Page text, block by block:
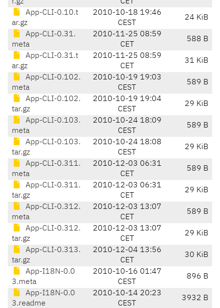
App-CLI-0.10.t
ar.gz
2010-10-18 19:46
CEST
24 KiB
App-CLI-0.31.
meta
2010-11-25 08:59
CET
588 B
App-CLI-0.31.t
ar.gz
2010-11-25 08:59
CET
31 KiB
App-CLI-0.102.
meta
2010-10-19 19:03
CEST
589 B
App-CLI-0.102.
tar.gz
2010-10-19 19:04
CEST
29 KiB
App-CLI-0.103.
meta
2010-10-24 18:09
CEST
589 B
App-CLI-0.103.
tar.gz
2010-10-24 18:08
CEST
29 KiB
App-CLI-0.311.
meta
2010-12-03 06:31
CET
589 B
App-CLI-0.311.
tar.gz
2010-12-03 06:31
CET
29 KiB
App-CLI-0.312.
meta
2010-12-03 13:07
CET
589 B
App-CLI-0.312.
tar.gz
2010-12-03 13:07
CET
29 KiB
App-CLI-0.313.
tar.gz
2010-12-04 13:56
CET
30 KiB
App-I18N-0.0
3.meta
2010-10-16 01:47
CEST
896 B
App-I18N-0.0
3.readme
2010-10-14 20:23
CEST
3932 B